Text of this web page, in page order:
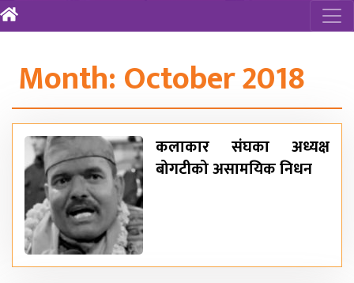
Month:October 2018
कलाकार संघका अध्यक्ष
बोगटीको असामयिक निधन